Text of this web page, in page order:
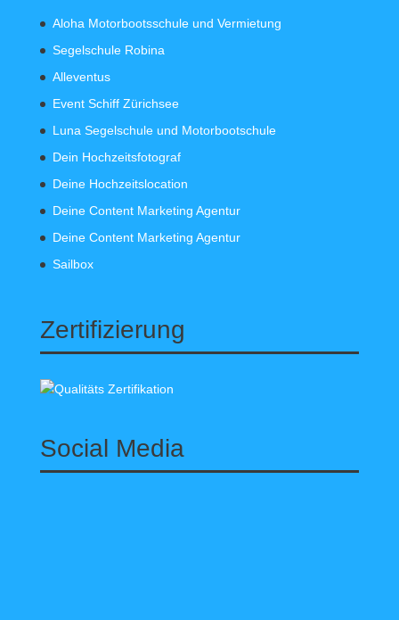
Aloha Motorbootsschule und Vermietung
Segelschule Robina
Alleventus
Event Schiff Zürichsee
Luna Segelschule und Motorbootschule
Dein Hochzeitsfotograf
Deine Hochzeitslocation
Deine Content Marketing Agentur
Deine Content Marketing Agentur
Sailbox
Zertifizierung
Social Media